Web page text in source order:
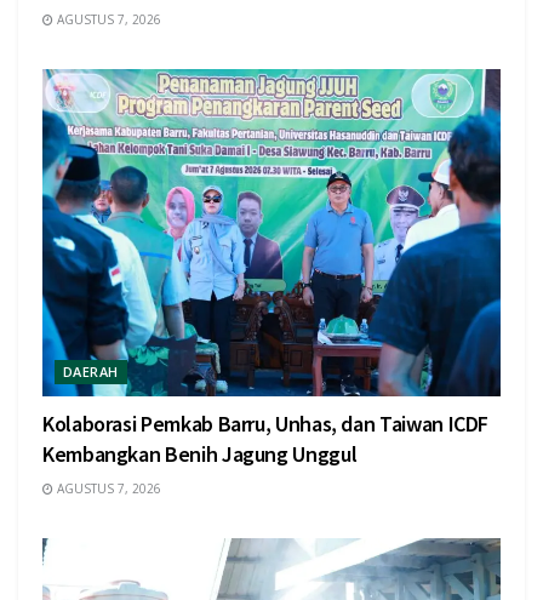
AGUSTUS 7, 2026
DAERAH
Kolaborasi Pemkab Barru, Unhas, dan Taiwan ICDF
Kembangkan Benih Jagung Unggul
AGUSTUS 7, 2026